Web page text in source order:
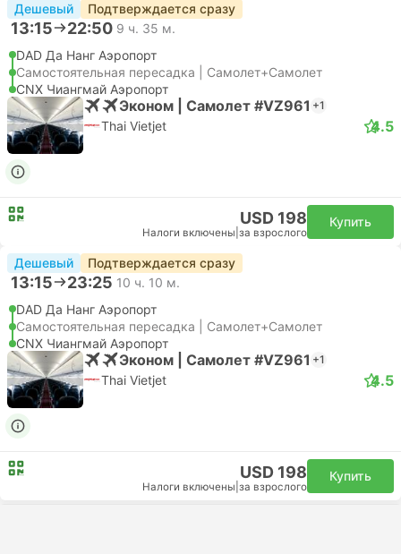
Дешевый
Подтверждается сразу
13:15 22:50 9 ч. 35 м.
DAD Да Нанг Аэропорт
Самостоятельная пересадка | Самолет+Самолет
CNX Чиангмай Аэропорт
Эконом | Самолет #VZ961 +1
Thai Vietjet 4.5
USD 198
Налоги включены за взрослого
Купить
Дешевый Подтверждается сразу
13:15 23:25 10 ч. 10 м.
DAD Да Нанг Аэропорт
Самостоятельная пересадка | Самолет+Самолет
CNX Чиангмай Аэропорт
Эконом | Самолет #VZ961 +1
Thai Vietjet 4.5
USD 198
Налоги включены за взрослого
Купить